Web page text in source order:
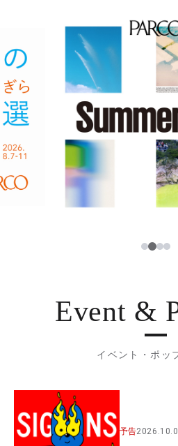
レストラン・カフェ
TAX FREE
PARCOメンバーズ
日本語
123
Event &
イベント・ポッ
予告